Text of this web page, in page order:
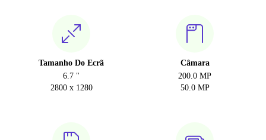
Tamanho Do Ecrã
6.7 "
2800 x 1280
Câmara
200.0 MP
50.0 MP